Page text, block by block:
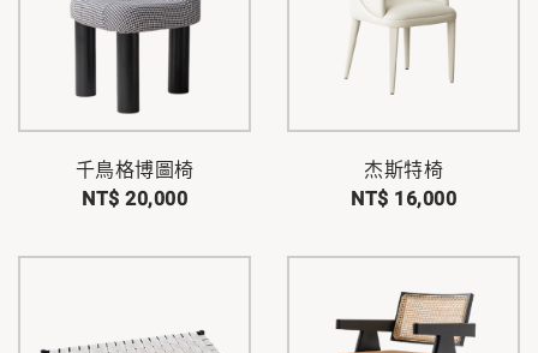
千鳥格博圖椅
NT$ 20,000
杰斯特椅
NT$ 16,000